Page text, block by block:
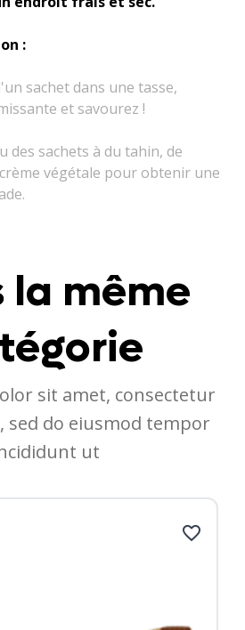
:
sachet dans une tasse,
et savourez !
des sachets à du tahin, de
végétale pour obtenir une
la même
sit amet, consectetur
sed do eiusmod tempor
ut
favorite_border